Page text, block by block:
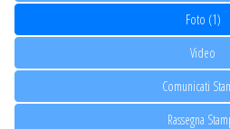
Foto (1)
Video
Comunicati
Rassegna